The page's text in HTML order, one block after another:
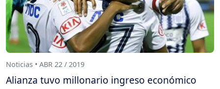
Noticias • ABR 22 / 2019
Alianza tuvo millonario ingreso económico